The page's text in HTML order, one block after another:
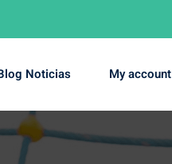
Noticias My account